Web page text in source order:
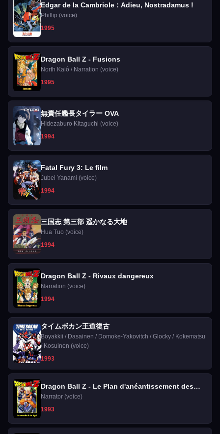
Edgar de la Cambriole : Adieu, Nostradamus !
Phillip (voice)
1995
Dragon Ball Z - Fusions
North Kaiô / Narration (voice)
1995
無責任艦長タイラー OVA
HIdezaburo Kitaguchi (voice)
1994
Fatal Fury 3: Le film
Jubei Yanami (voice)
1994
三国志 第三部 遥かなる大地
Hua Tuo (voice)
1994
Dragon Ball Z - Rivaux dangereux
Narration (voice)
1994
タイムボカン王道復古
Boyakkii / Dasainen / Domoke-Yakovitch / Glocky / Kokematsu
/ Kosuinen (voice)
1993
Dragon Ball Z - Le Plan d'anéantissement des
Saiyans
Narrator (voice)
1993